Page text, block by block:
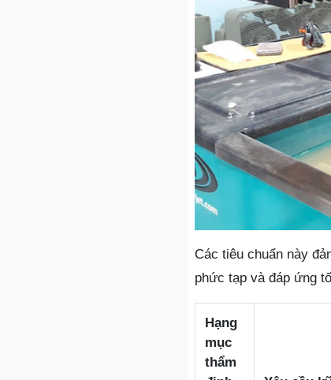
Các tiêu chuẩn này
phức tạp và đáp ứng
Hạng
mục
thẩm